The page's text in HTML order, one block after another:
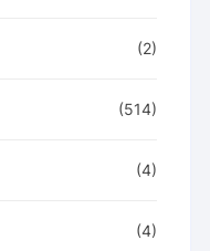
(2)
(514)
(4)
(4)